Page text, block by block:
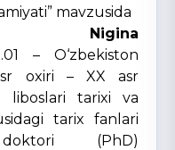
mavzusida
Nigina
– O‘zbekiston
oxiri – XX asr
liboslari tarixi va
tarix fanlari
(PhD)